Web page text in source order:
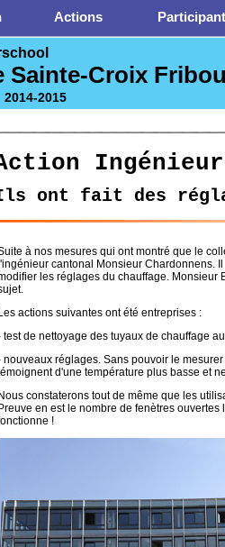
Actions
Sainte-Croix
2014-2015
Ingénieur
ont fait des
à nos mesures qui ont montré que le
l'ingénieur cantonal Monsieur Chardonnens.
les réglages du chauffage. Monsieur
Les actions suivantes ont été entreprises :
test de nettoyage des tuyaux de chauffage
nouveaux réglages. Sans pouvoir le
d'une température plus basse et
Nous constaterons tout de même que les
Preuve en est le nombre de fenètres
!